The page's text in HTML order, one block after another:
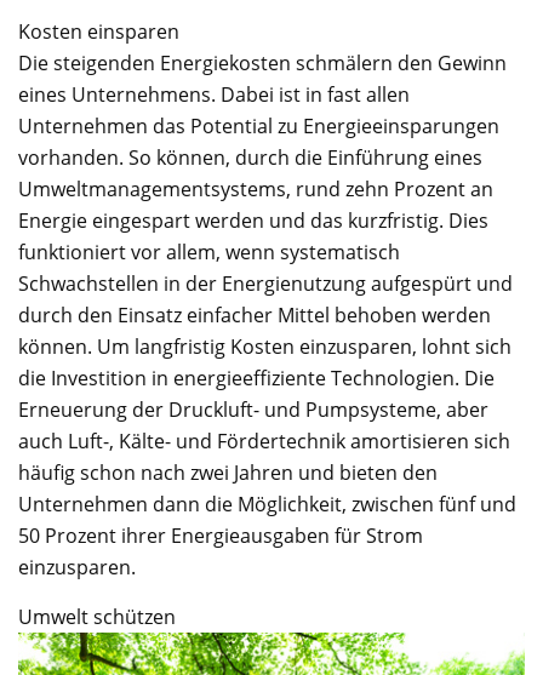
Kosten einsparen
Die steigenden Energiekosten schmälern den Gewinn
eines Unternehmens. Dabei ist in fast allen
Unternehmen das Potential zu Energieeinsparungen
vorhanden. So können, durch die Einführung eines
Umweltmanagementsystems, rund zehn Prozent an
Energie eingespart werden und das kurzfristig. Dies
funktioniert vor allem, wenn systematisch
Schwachstellen in der Energienutzung aufgespürt und
durch den Einsatz einfacher Mittel behoben werden
können. Um langfristig Kosten einzusparen, lohnt sich
die Investition in energieeffiziente Technologien. Die
Erneuerung der Druckluft- und Pumpsysteme, aber
auch Luft-, Kälte- und Fördertechnik amortisieren sich
häufig schon nach zwei Jahren und bieten den
Unternehmen dann die Möglichkeit, zwischen fünf und
50 Prozent ihrer Energieausgaben für Strom
einzusparen.
Umwelt schützen